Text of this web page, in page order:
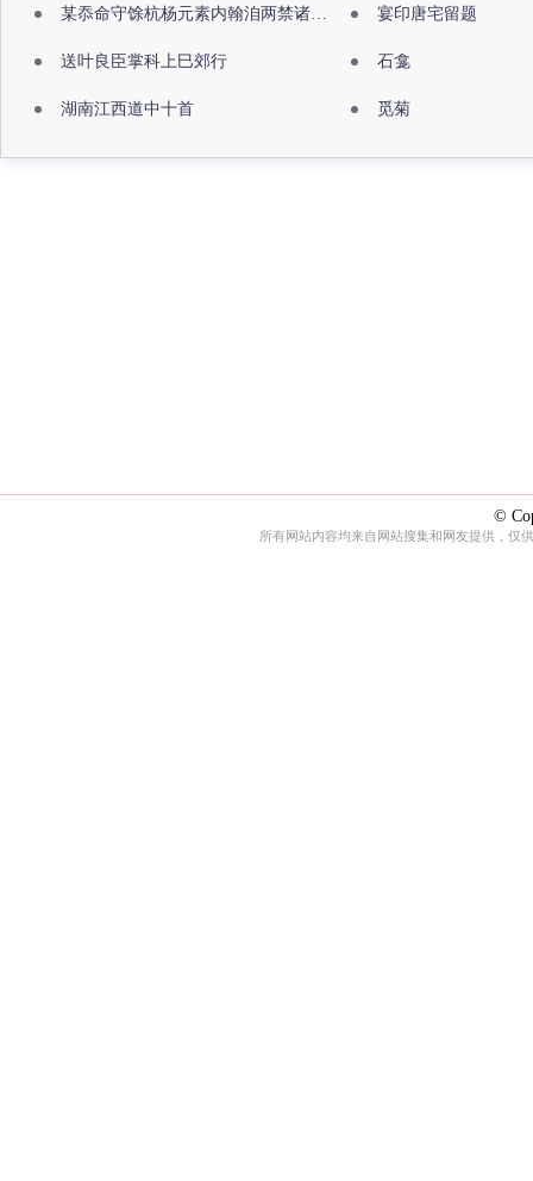
某忝命守馀杭杨元素内翰洎两禁诸公出祖佛寺 宴印唐宅留题
送叶良臣掌科上巳郊行 石龛
湖南江西道中十首 觅菊
©
所有网站内容均来自网站搜集和网友提供，仅